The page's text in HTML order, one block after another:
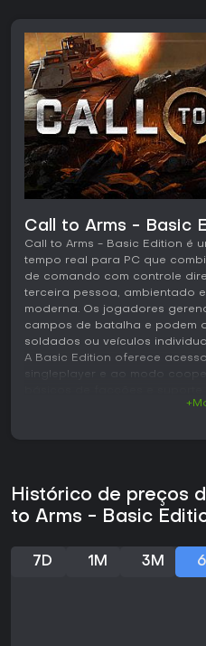
Call to Arms - Basic
Call to Arms - Basic Edition é
tempo real para PC que
de comando com controle
terceira pessoa, ambientado
moderna. Os jogadores
campos de batalha e podem
soldados ou veículos
A Basic Edition oferece
singleplayer e ao modo
Jogabilidade
controle direto de qualquer
armamento pesado contam
dezenas de armas de fogo
entrar na ação para resolver
pilotar equipamentos como
Histórico de preços
to Arms - Basic
7D 1M 3M